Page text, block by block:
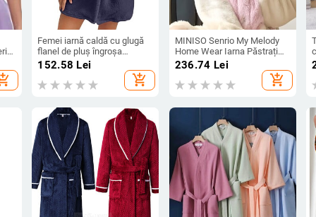
Femei iarnă caldă cu glugă
flanel de pluș îngroșa
kimono halat de baie haine
acasă cu mâneci lungi halat
scurtă pijamă haine de
152.58 Lei
add_shopping_cart
MINISO Senrio My Melody
Home Wear Iarna Păstrați
căldura Coral Fleece Halat
de baie Drăguț Cartoon Adult
Moale Gros Femei Pijama
236.74 Lei
add_shopping_cart